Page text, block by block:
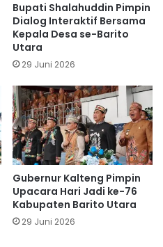
Bupati Shalahuddin Pimpin
Dialog Interaktif Bersama
Kepala Desa se-Barito
Utara
29 Juni 2026
Gubernur Kalteng Pimpin
Upacara Hari Jadi ke-76
Kabupaten Barito Utara
29 Juni 2026